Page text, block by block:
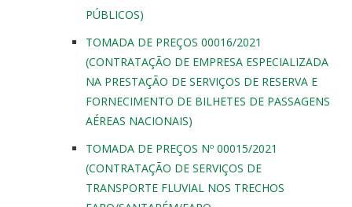
PÚBLICOS)
TOMADA DE PREÇOS 00016/2021
(CONTRATAÇÃO DE EMPRESA ESPECIALIZADA
NA PRESTAÇÃO DE SERVIÇOS DE RESERVA E
FORNECIMENTO DE BILHETES DE PASSAGENS
AÉREAS NACIONAIS)
TOMADA DE PREÇOS Nº 00015/2021
(CONTRATAÇÃO DE SERVIÇOS DE
TRANSPORTE FLUVIAL NOS TRECHOS